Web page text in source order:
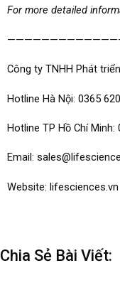
For more detailed
Công ty TNHH Phát
Hotline Hà Nội: 0365
Hotline TP Hồ Chí Minh:
Email:
Website: lifesciences.vn
Chia Sẻ Bài Viết: